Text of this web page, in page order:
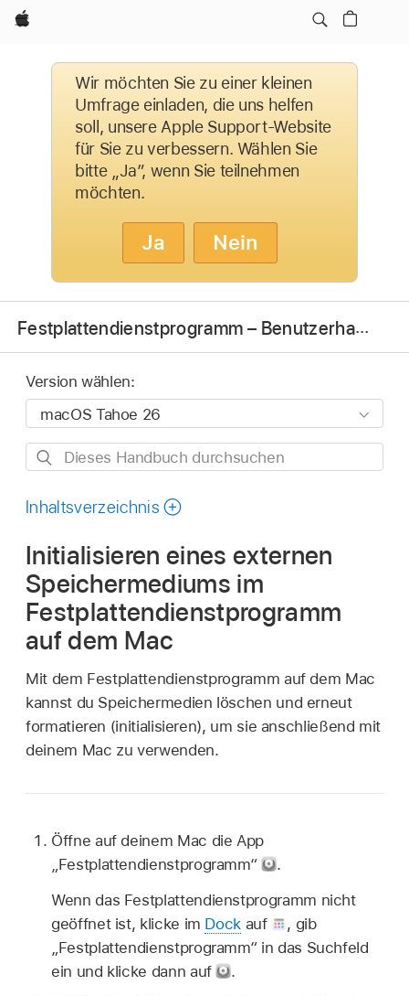
Apple
Wir möchten Sie zu einer kleinen
Umfrage einladen, die uns helfen
soll, unsere Apple Support-Website
für Sie zu verbessern. Wählen Sie
bitte „Ja”, wenn Sie teilnehmen
möchten.
Ja Nein
Festplattendienstprogramm – Benutzerhandbuch
Version wählen:
Dieses
durchsuchen
Inhaltsverzeichnis
Initialisieren eines externen
Speichermediums im
Festplattendienstprogramm
auf dem Mac
Mit dem Festplattendienstprogramm auf dem Mac
kannst du Speichermedien löschen und erneut
formatieren (initialisieren), um sie anschließend mit
deinem Mac zu verwenden.
Öffne auf deinem Mac die App
„Festplattendienstprogramm“
.
Wenn das Festplattendienstprogramm nicht
geöffnet ist, klicke im Dock auf , gib
„Festplattendienstprogramm“ in das Suchfeld
ein und klicke dann auf
.